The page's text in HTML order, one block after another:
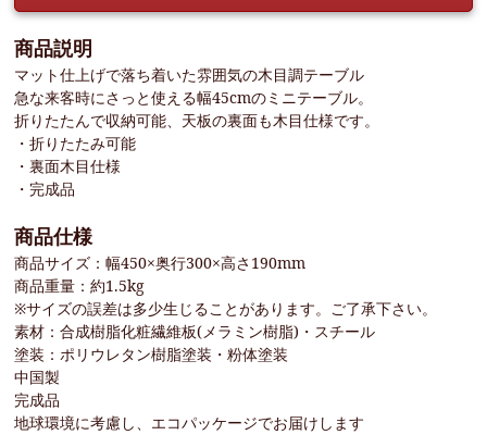
商品説明
マット仕上げで落ち着いた雰囲気の木目調テーブル
急な来客時にさっと使える幅45cmのミニテーブル。
折りたたんで収納可能、天板の裏面も木目仕様です。
・折りたたみ可能
・裏面木目仕様
・完成品
商品仕様
商品サイズ：幅450×奥行300×高さ190mm
商品重量：約1.5kg
※サイズの誤差は多少生じることがあります。ご了承下さい。
素材：合成樹脂化粧繊維板(メラミン樹脂)・スチール
塗装：ポリウレタン樹脂塗装・粉体塗装
中国製
完成品
地球環境に考慮し、エコパッケージでお届けします